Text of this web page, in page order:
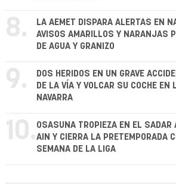
8.
LA AEMET DISPARA ALERTAS EN
AVISOS AMARILLOS Y NARANJAS
DE AGUA Y GRANIZO
9.
DOS HERIDOS EN UN GRAVE
DE LA VÍA Y VOLCAR SU COCHE EN
NAVARRA
10. OSASUNA TROPIEZA EN EL SADAR
AIN Y CIERRA LA PRETEMPORADA
SEMANA DE LA LIGA